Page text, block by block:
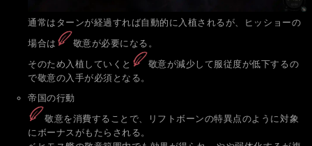
通常はターンが経過すれば自動的に入植されるが、ヒッショーの
場合は
敬意が必要になる。
そのため入植していくと
敬意が減少して服従度が低下するの
で敬意の入手が必須となる。
帝国の行動
敬意を消費することで、リフトボーンの特異点のように対象
にボーナスがもたらされる。